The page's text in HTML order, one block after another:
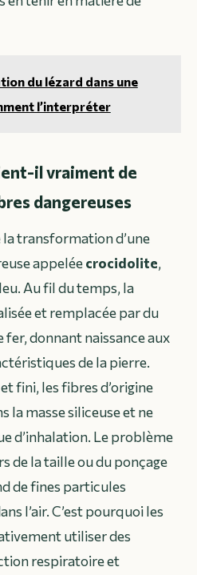
du lézard dans une
l’interpréter
il vraiment de
dangereuses
transformation d’une
appeléecrocidolite,
Au fil du temps, la
et remplacée par du
fer, donnant naissance aux
de la pierre.
fini, les fibres d’origine
la masse siliceuse et ne
d’inhalation. Le problème
de la taille ou du ponçage
de fines particules
l’air. C’est pourquoi les
utiliser des
respiratoire et